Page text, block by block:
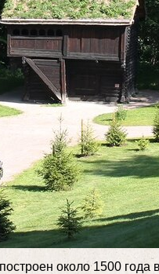
около 1500 года